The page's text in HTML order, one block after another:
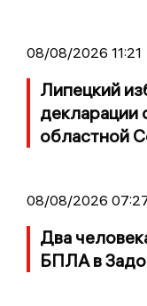
08/08/2026 11:21
Липецкий
декларации
областной
08/08/2026
Два
БПЛА в